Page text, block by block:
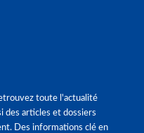
toute l'actualité
des articles et dossiers
Des informations clé en